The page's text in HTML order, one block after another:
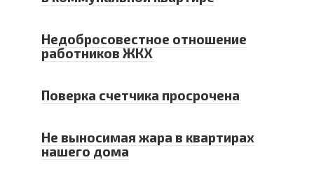
Недобросовестное отношение
работников ЖКХ
Поверка счетчика просрочена
Не выносимая жара в квартирах
нашего дома